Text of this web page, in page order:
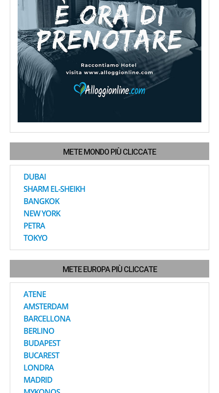
METE MONDO PIÙ CLICCATE
DUBAI
SHARM EL-SHEIKH
BANGKOK
NEW YORK
PETRA
TOKYO
METE EUROPA PIÙ CLICCATE
ATENE
AMSTERDAM
BARCELLONA
BERLINO
BUDAPEST
BUCAREST
LONDRA
MADRID